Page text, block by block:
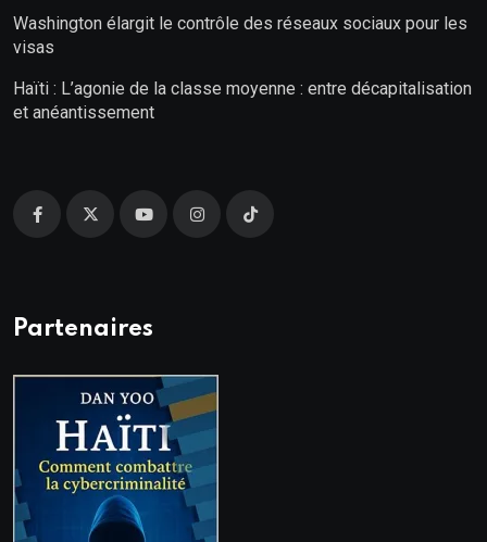
Washington élargit le contrôle des réseaux sociaux pour les
visas
Haïti : L’agonie de la classe moyenne : entre décapitalisation
et anéantissement
Partenaires